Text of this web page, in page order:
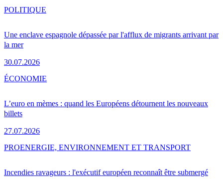
Une enclave espagnole dépassée par l'afflux de migrants arrivant par
la mer
30.07.2026
POLITIQUE
L’euro en mèmes : quand les Européens détournent les nouveaux
billets
27.07.2026
ÉCONOMIE
Incendies ravageurs : l'exécutif européen reconnaît être submergé
PROENERGIE, ENVIRONNEMENT ET TRANSPORT